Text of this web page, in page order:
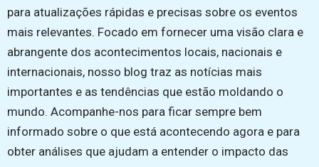
para atualizações rápidas e precisas sobre os eventos
mais relevantes. Focado em fornecer uma visão clara e
abrangente dos acontecimentos locais, nacionais e
internacionais, nosso blog traz as notícias mais
importantes e as tendências que estão moldando o
mundo. Acompanhe-nos para ficar sempre bem
informado sobre o que está acontecendo agora e para
obter análises que ajudam a entender o impacto das